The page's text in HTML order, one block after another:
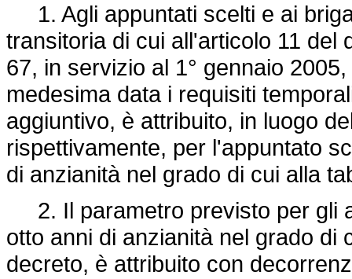
1. Agli appuntati scelti e ai
transitoria di cui all'articolo 11 del
67, in servizio al 1° gennaio
medesima data i requisiti
aggiuntivo, è attribuito, in luogo
rispettivamente, per l'appuntato
di anzianità nel grado di cui alla
2. Il parametro previsto per gli
otto anni di anzianità nel grado di
decreto, è attribuito con